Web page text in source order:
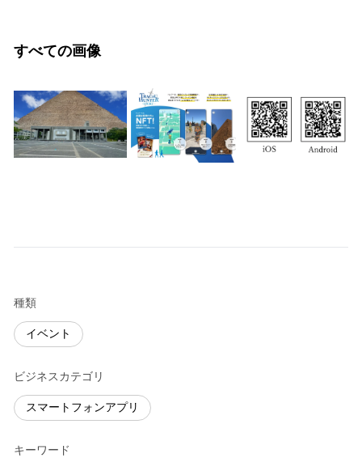
すべての画像
種類
イベント
ビジネスカテゴリ
スマートフォンアプリ
キーワード